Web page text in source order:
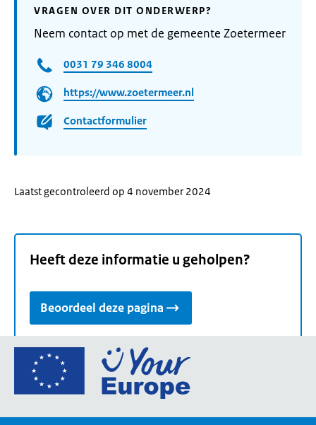
VRAGEN OVER DIT ONDERWERP?
Neem contact op met de gemeente Zoetermeer
0031 79 346 8004
https://www.zoetermeer.nl
Contactformulier
Laatst gecontroleerd op 4 november 2024
Heeft deze informatie u geholpen?
Beoordeel deze pagina
Ga
de